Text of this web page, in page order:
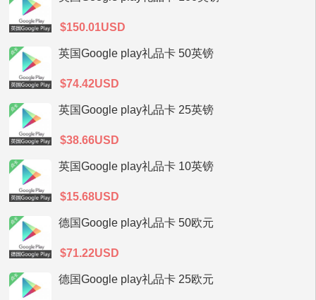
$150.01USD
英国Google play礼品卡 50英镑
$74.42USD
英国Google play礼品卡 25英镑
$38.66USD
英国Google play礼品卡 10英镑
$15.68USD
德国Google play礼品卡 50欧元
$71.22USD
德国Google play礼品卡 25欧元